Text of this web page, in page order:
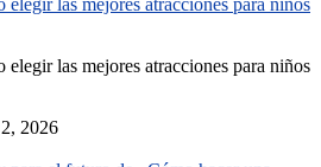
elegir las mejores atracciones para niños
elegir las mejores atracciones para niños
2026